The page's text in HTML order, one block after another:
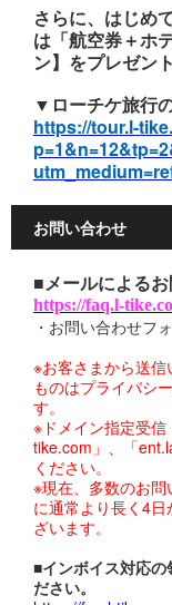
さらに、はじめ
は「航空券＋ホ
ン】をプレゼン
▼ローチケ旅行
https://tour.l-
お問い合わせ
■メールによる
https://faq.l-
・お問い合わせフ
※お客さまから送
ものはプライバシ
す。
※ドメイン指定受
tike.com」、「
ください。
※現在、多数のお
に通常より長く4
ざいます。
■インボイス対応の
ださい。